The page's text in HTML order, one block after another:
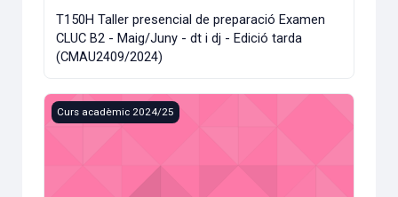
T150H Taller presencial de preparació Examen
CLUC B2 - Maig/Juny - dt i dj - Edició tarda
(CMAU2409/2024)
T150G Taller presencial de preparació Examen CLUC B2 -
Curs acadèmic 2024/25